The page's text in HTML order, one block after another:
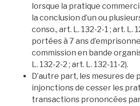
lorsque la pratique
la conclusion d’un ou
conso., art. L. 132-2-1 ; art. L.
portées à 7 ans
commission en bande
L. 132-2-2 ; art. L. 132-11-2).
D’autre part, les mesures de
injonctions de cesser les
transactions prononcées par